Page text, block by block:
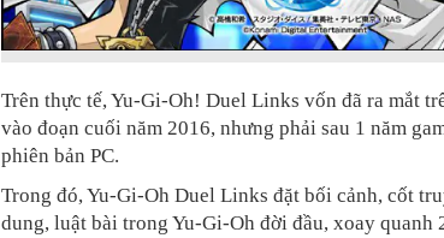
Trên thực tế, Yu-Gi-Oh! Duel Links vốn đã ra mắt
vào đoạn cuối năm 2016, nhưng phải sau 1 năm
phiên bản PC.
Trong đó, Yu-Gi-Oh Duel Links đặt bối cảnh, cốt
dung, luật bài trong Yu-Gi-Oh đời đầu, xoay quanh